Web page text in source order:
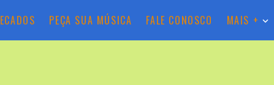
PEÇA SUA MÚSICA FALE CONOSCO MAIS +